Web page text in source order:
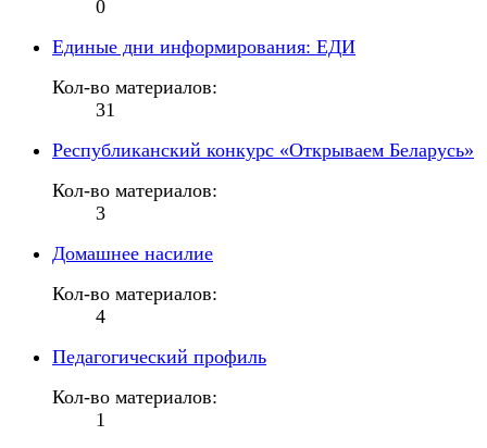
0
Единые дни информирования: ЕДИ
Кол-во материалов:
31
Республиканский конкурс «Открываем Беларусь»
Кол-во материалов:
3
Домашнее насилие
Кол-во материалов:
4
Педагогический профиль
Кол-во материалов:
1